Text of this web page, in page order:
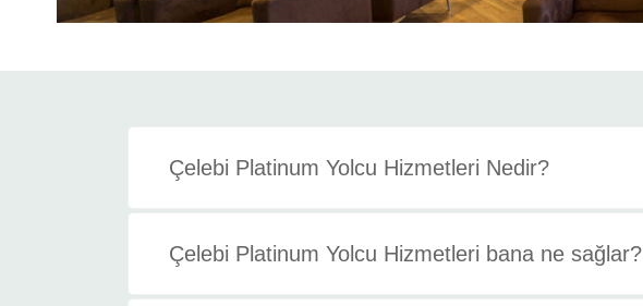
Çelebi Platinum Yolcu Hizmetleri Nedir?
Çelebi Platinum Yolcu Hizmetleri bana ne sağlar?